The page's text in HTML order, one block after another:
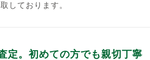
しております。
定。初めての方でも親切丁寧